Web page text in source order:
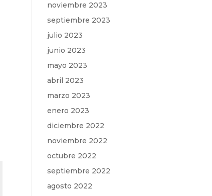
noviembre 2023
septiembre 2023
julio 2023
junio 2023
mayo 2023
abril 2023
marzo 2023
enero 2023
diciembre 2022
noviembre 2022
octubre 2022
septiembre 2022
agosto 2022